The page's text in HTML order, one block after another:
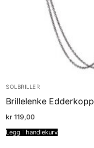
SOLBRILLER
Brillelenke Edderkopp
kr 119,00
Legg i handlekurv